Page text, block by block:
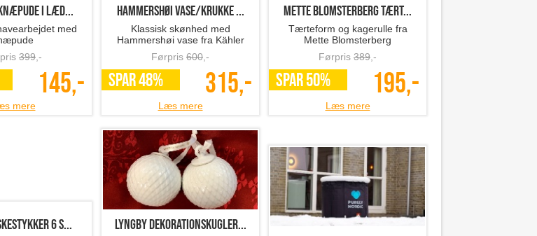
knæpude i læd...
med
399 ,-
145,-
mere
Hammershøi vase/krukke ...
Klassisk skønhed med
Hammershøi vase fra Kähler
Førpris 600 ,-
SPAR 48% 315,-
Læs mere
Mette Blomsterberg tært...
Tærteform og kagerulle fra
Mette Blomsterberg
Førpris 389 ,-
SPAR 50% 195,-
Læs mere
6 s... Lyngby dekorationskugler...